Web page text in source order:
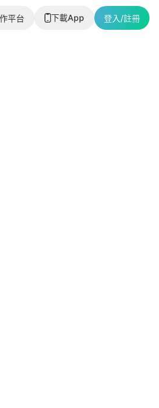
平台 下載App 登入/註冊